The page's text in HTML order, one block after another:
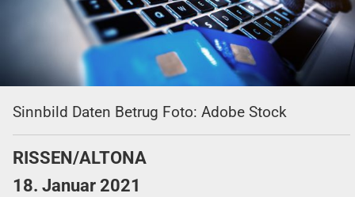
Sinnbild Daten Betrug Foto: Adobe Stock
RISSEN/ALTONA
18. Januar 2021